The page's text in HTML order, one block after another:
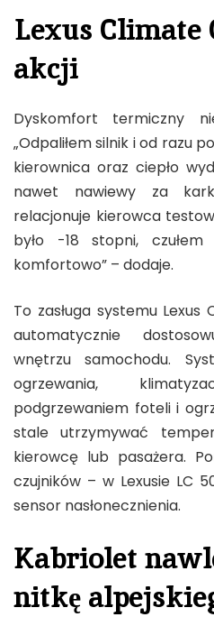
Lexus Climate
akcji
Dyskomfort termiczny
„Odpaliłem silnik i od razu
kierownica oraz ciepło
nawet nawiewy za
relacjonuje kierowca
było -18 stopni,
komfortowo” – dodaje.
To zasługa systemu
automatycznie
wnętrzu samochodu.
ogrzewania,
podgrzewaniem foteli i
stale utrzymywać
kierowcę lub pasażera.
czujników – w Lexusie LC
sensor nasłonecznienia.
Kabriolet
nitkę